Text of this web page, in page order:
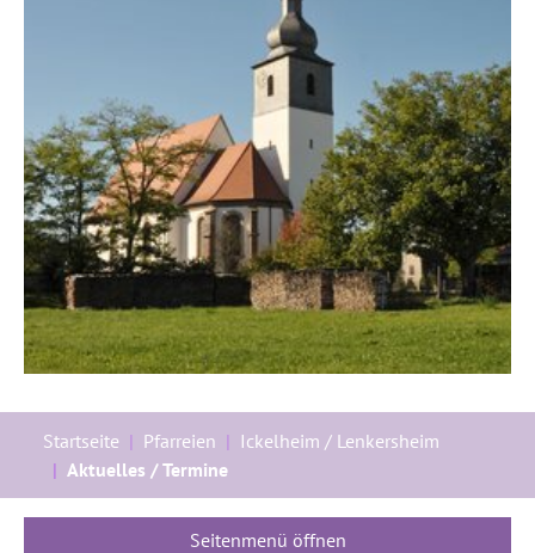
Startseite Pfarreien
Ickelheim / Lenkersheim
Aktuelles / Termine
Seitenmenü öffnen